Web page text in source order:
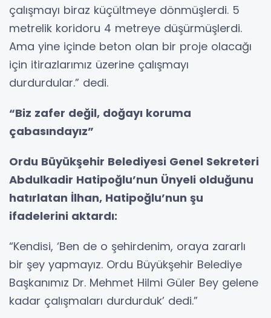
çalışmayı biraz küçültmeye dönmüşlerdi. 5
metrelik koridoru 4 metreye düşürmüşlerdi.
Ama yine içinde beton olan bir proje olacağı
için itirazlarımız üzerine çalışmayı
durdurdular.” dedi.
“Biz zafer değil, doğayı koruma
çabasındayız”
Ordu Büyükşehir Belediyesi Genel Sekreteri
Abdulkadir Hatipoğlu’nun Ünyeli olduğunu
hatırlatan İlhan, Hatipoğlu’nun şu
ifadelerini aktardı:
“Kendisi, ‘Ben de o şehirdenim, oraya zararlı
bir şey yapmayız. Ordu Büyükşehir Belediye
Başkanımız Dr. Mehmet Hilmi Güler Bey gelene
kadar çalışmaları durdurduk’ dedi.”